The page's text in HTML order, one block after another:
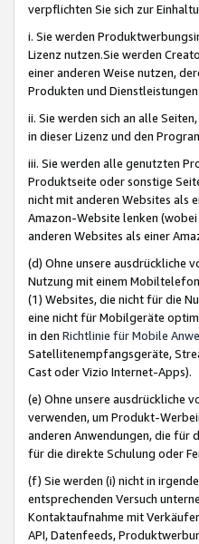
verpflichten Sie sich zur
i. Sie werden
Lizenz nutzen.Sie werden
einer anderen Weise nutzen,
Produkten und
ii. Sie werden sich an alle
in dieser Lizenz und den
iii. Sie werden alle genutzten
Produktseite oder sonstige
nicht mit anderen Websites als
Amazon-Website lenken
anderen Websites als einer
(d) Ohne unsere ausdrückliche
Nutzung mit einem
(1) Websites, die nicht für die
eine nicht für Mobilgeräte
in den Richtlinie für Mobile
Satellitenempfangsgeräte,
Cast oder Vizio Internet-Apps).
(e) Ohne unsere ausdrückliche
verwenden, um Produkt-
anderen Anwendungen, die für
für die direkte Schulung oder
(f) Sie werden (i) nicht in
entsprechenden Versuch
Kontaktaufnahme mit
API, Datenfeeds,